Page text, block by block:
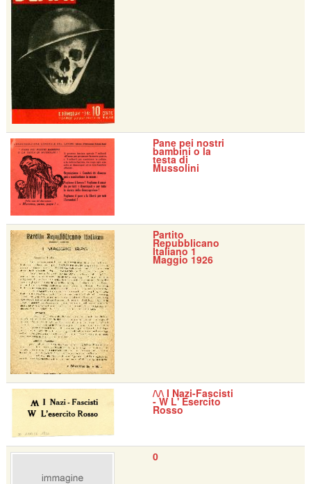
Pane pei nostri
bambini o la
testa di
Mussolini
Partito
Repubblicano
Italiano 1
Maggio 1926
/\/\ I Nazi-Fascisti
- W L' Esercito
Rosso
0